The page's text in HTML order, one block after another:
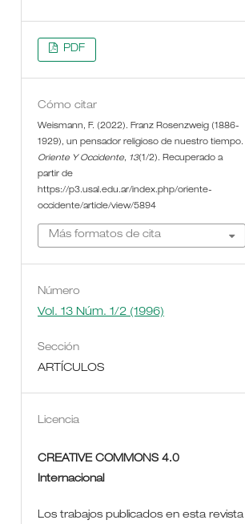
PDF
Cómo citar
Weismann, F. (2022). Franz Rosenzweig (1886-
1929), un pensador religioso de nuestro tiempo.
Oriente Y Occidente, 13(1/2). Recuperado a
partir de
https://p3.usal.edu.ar/index.php/oriente-
occidente/article/view/5894
Más formatos de cita
Número
Vol. 13 Núm. 1/2 (1996)
Sección
ARTÍCULOS
Licencia
CREATIVE COMMONS 4.0
Internacional
Los trabajos publicados en esta revista